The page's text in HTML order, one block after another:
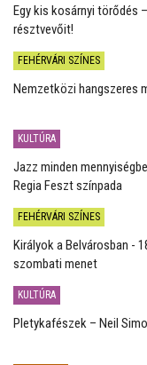
Egy kis kosárnyi törődés
résztvevőit!
FEHÉRVÁRI SZÍNES
Nemzetközi hangszeres
KULTÚRA
Jazz minden
Regia Feszt színpada
FEHÉRVÁRI SZÍNES
Királyok a Belvárosban -
szombati menet
KULTÚRA
Pletykafészek – Neil